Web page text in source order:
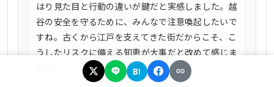
はり見た目と行動の違いが鍵だと実感しました。越
谷の安全を守るために、みんなで注意喚起したいで
すね。古くから江戸を支えてきた街だからこそ、こ
うしたリスクに備える知恵が大事だと改めて感じま
B!